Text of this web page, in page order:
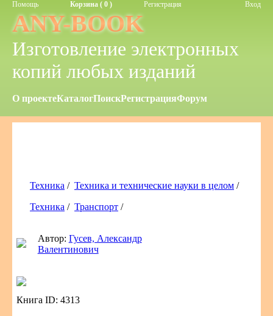
Помощь Корзина ( 0 ) Регистрация Вход
ANY-BOOK
Изготовление электронных
копий любых изданий
О проектеКаталогПоискРегистрацияФорум
Техника / Техника и технические науки в целом /
Техника / Транспорт /
Автор: Гусев, Александр
Валентинович
Книга ID: 4313